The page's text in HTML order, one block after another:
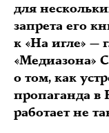
для
запрета его
к «На игле» —
«Медиазона»
о том, как
пропаганда в
работает не